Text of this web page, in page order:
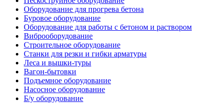
Оборудование для прогрева бетона
Буровое оборудование
Оборудование для работы с бетоном и раствором
Виброоборудование
Строительное оборудование
Станки для резки и гибки арматуры
Леса и вышки-туры
Вагон-бытовки
Подъемное оборудование
Насосное оборудование
Б/у оборудование